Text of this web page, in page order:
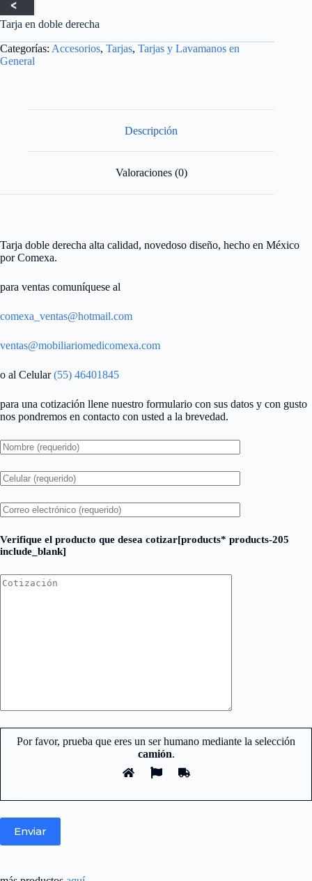
Tarja en doble derecha
Categorías: Accesorios, Tarjas, Tarjas y Lavamanos en
General
Descripción
Valoraciones (0)
Tarja doble derecha alta calidad, novedoso diseño, hecho en México
por Comexa.
para ventas comuníquese al
comexa_ventas@hotmail.com
ventas@mobiliariomedicomexa.com
o al Celular(55) 46401845
para una cotización llene nuestro formulario con sus datos y con gusto
nos pondremos en contacto con usted a la brevedad.
Verifique el producto que desea cotizar[products* products-205
include_blank]
Por favor, prueba que eres un ser humano mediante la selección
camión.